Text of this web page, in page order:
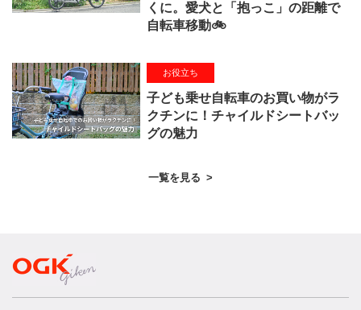
くに。愛犬と「抱っこ」の距離で
自転車移動🚲
お役立ち
子ども乗せ自転車のお買い物がラ
クチンに！チャイルドシートバッ
グの魅力
一覧を見る >